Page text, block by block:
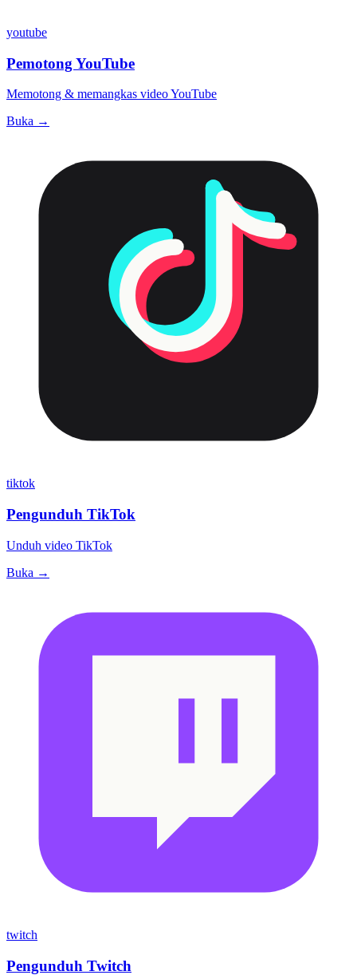
youtube
Pemotong YouTube
Memotong & memangkas video YouTube
Buka →
tiktok
Pengunduh TikTok
Unduh video TikTok
Buka →
twitch
Pengunduh Twitch